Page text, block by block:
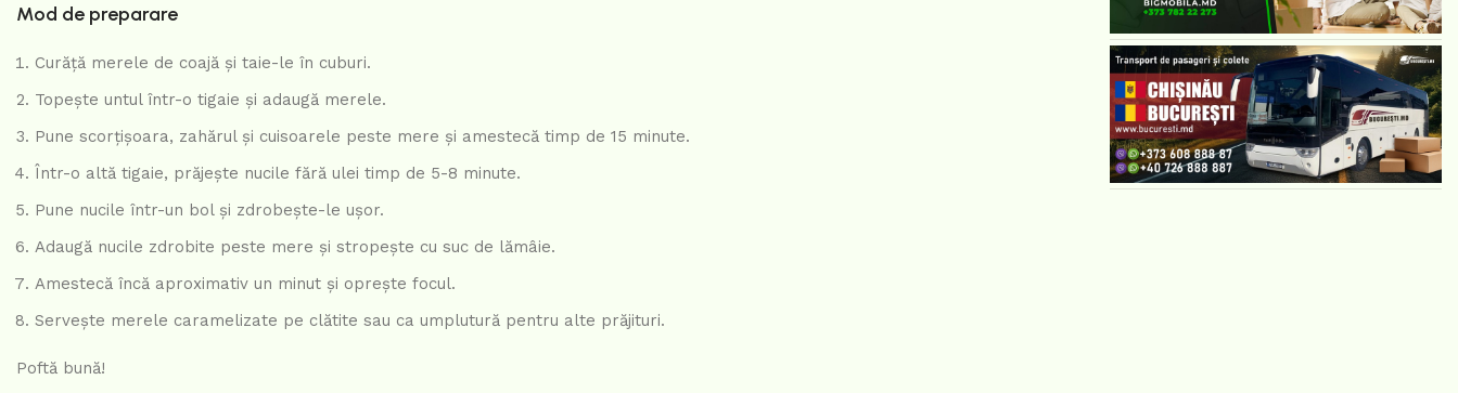
Mod de preparare
Curăță merele de coajă și taie-le în cuburi.
Topește untul într-o tigaie și adaugă merele.
Pune scorțișoara, zahărul și cuisoarele peste mere și amestecă timp de 15 minute.
Într-o altă tigaie, prăjește nucile fără ulei timp de 5-8 minute.
Pune nucile într-un bol și zdrobește-le ușor.
Adaugă nucile zdrobite peste mere și stropește cu suc de lămâie.
Amestecă încă aproximativ un minut și oprește focul.
Servește merele caramelizate pe clătite sau ca umplutură pentru alte prăjituri.
Poftă bună!